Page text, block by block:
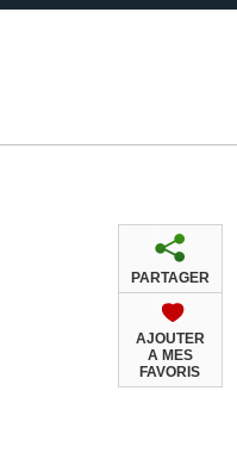
PARTAGER
AJOUTER
A MES
FAVORIS